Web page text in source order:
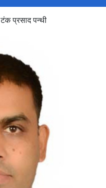
टंक प्रसाद पन्थी